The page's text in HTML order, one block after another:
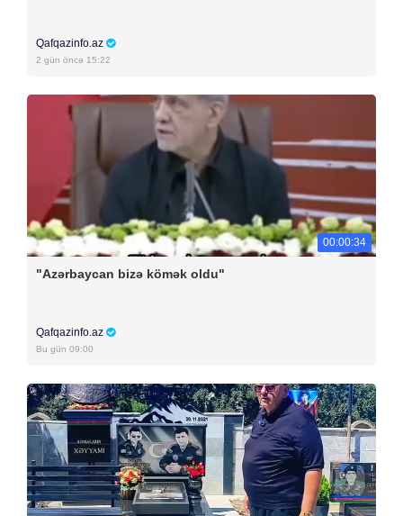
Qafqazinfo.az
2 gün öncə 15:22
00:00:34
"Azərbaycan bizə kömək oldu"
Qafqazinfo.az
Bu gün 09:00